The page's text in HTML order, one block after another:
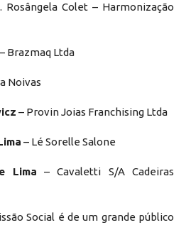
Rosângela Colet – Harmonização
– Brazmaq Ltda
Noivas
– Provin Joias Franchising Ltda
– Lé Sorelle Salone
Lima – Cavaletti S/A Cadeiras
Social é de um grande público